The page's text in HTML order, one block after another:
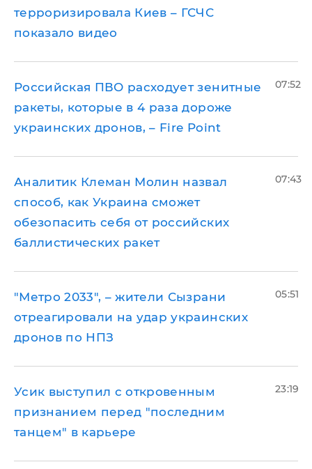
терроризировала Киев – ГСЧС
показало видео
Российская ПВО расходует зенитные
ракеты, которые в 4 раза дороже
украинских дронов, – Fire Point
07:52
Аналитик Клеман Молин назвал
способ, как Украина сможет
обезопасить себя от российских
баллистических ракет
07:43
"Метро 2033", – жители Сызрани
отреагировали на удар украинских
дронов по НПЗ
05:51
Усик выступил с откровенным
признанием перед "последним
танцем" в карьере
23:19